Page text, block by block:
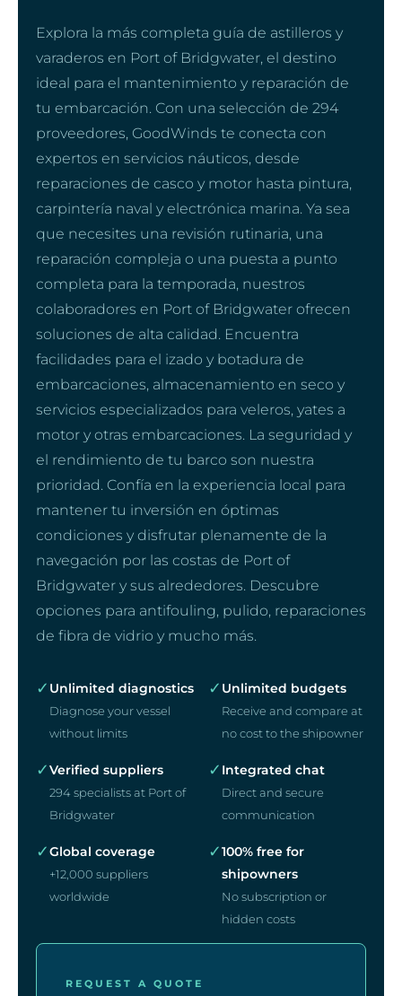
Explora la más completa guía de astilleros y
varaderos en Port of Bridgwater, el destino
ideal para el mantenimiento y reparación de
tu embarcación. Con una selección de 294
proveedores, GoodWinds te conecta con
expertos en servicios náuticos, desde
reparaciones de casco y motor hasta pintura,
carpintería naval y electrónica marina. Ya sea
que necesites una revisión rutinaria, una
reparación compleja o una puesta a punto
completa para la temporada, nuestros
colaboradores en Port of Bridgwater ofrecen
soluciones de alta calidad. Encuentra
facilidades para el izado y botadura de
embarcaciones, almacenamiento en seco y
servicios especializados para veleros, yates a
motor y otras embarcaciones. La seguridad y
el rendimiento de tu barco son nuestra
prioridad. Confía en la experiencia local para
mantener tu inversión en óptimas
condiciones y disfrutar plenamente de la
navegación por las costas de Port of
Bridgwater y sus alrededores. Descubre
opciones para antifouling, pulido, reparaciones
de fibra de vidrio y mucho más.
✓ Unlimited diagnostics
Diagnose your vessel
without limits
✓ Unlimited budgets
Receive and compare at
no cost to the shipowner
✓Verified suppliers
294 specialists at Port of
Bridgwater
✓ Integrated chat
Direct and secure
communication
✓Global coverage
+12,000 suppliers
worldwide
✓100% free for
shipowners
No subscription or
hidden costs
REQUEST A QUOTE